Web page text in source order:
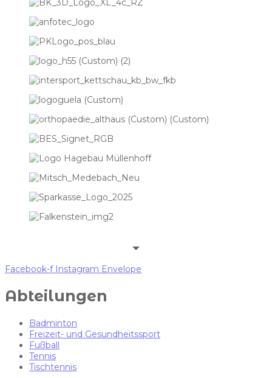
Facebook-f Instagram Envelope
Abteilungen
Badminton
Freizeit- und Gesundheitssport
Fußball
Tennis
Tischtennis